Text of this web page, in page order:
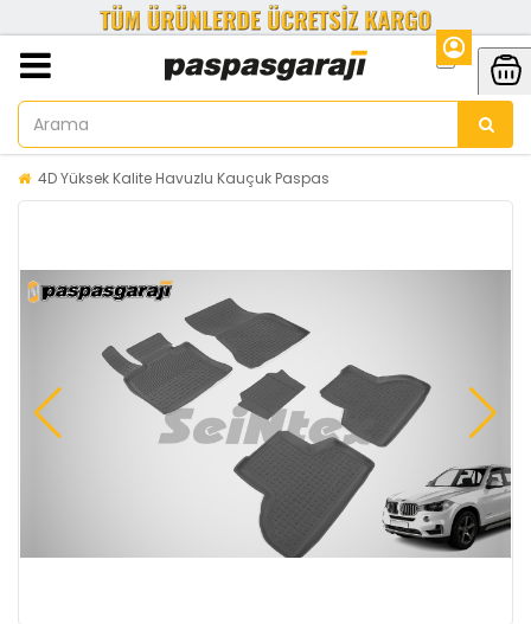
4D Yüksek Kalite Havuzlu Kauçuk Paspas